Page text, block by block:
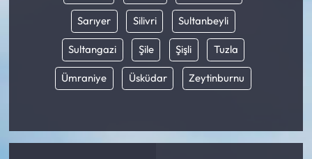
Sarıyer Silivri Sultanbeyli
Sultangazi Şile Şişli Tuzla
Ümraniye Üsküdar Zeytinburnu